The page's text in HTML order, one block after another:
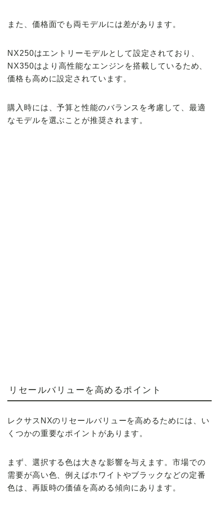
また、価格面でも両モデルには差があります。
NX250はエントリーモデルとして設定されており、
NX350はより高性能なエンジンを搭載しているため、
価格も高めに設定されています。
購入時には、予算と性能のバランスを考慮して、最適
なモデルを選ぶことが推奨されます。
リセールバリューを高めるポイント
レクサスNXのリセールバリューを高めるためには、い
くつかの重要なポイントがあります。
まず、選択する色は大きな影響を与えます。市場での
需要が高い色、例えばホワイトやブラックなどの定番
色は、再販時の価値を高める傾向にあります。